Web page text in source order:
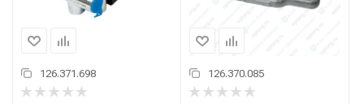
126.371.698 126.370.085